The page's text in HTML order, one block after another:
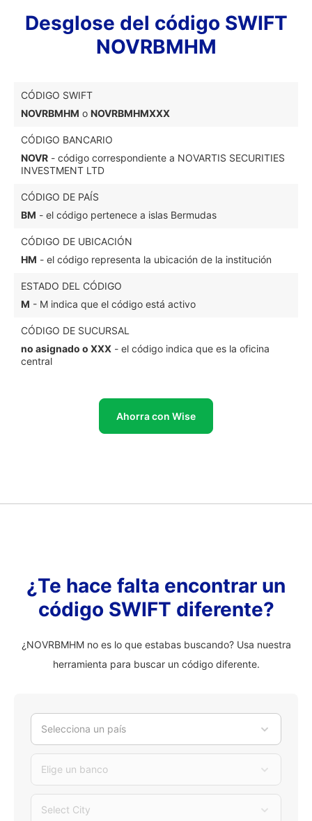
Desglose del código SWIFT
NOVRBMHM
CÓDIGO SWIFT
NOVRBMHM o NOVRBMHMXXX
CÓDIGO BANCARIO
NOVR - código correspondiente a NOVARTIS SECURITIES
INVESTMENT LTD
CÓDIGO DE PAÍS
BM - el código pertenece a islas Bermudas
CÓDIGO DE UBICACIÓN
HM - el código representa la ubicación de la institución
ESTADO DEL CÓDIGO
M - M indica que el código está activo
CÓDIGO DE SUCURSAL
no asignado o XXX - el código indica que es la oficina
central
Ahorra con Wise
¿Te hace falta encontrar un
código SWIFT diferente?
¿NOVRBMHM no es lo que estabas buscando? Usa nuestra
herramienta para buscar un código diferente.
Selecciona un país
Elige un banco
Select City